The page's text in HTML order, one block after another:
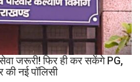
का
दावा;
CWC
ने
जारी
जरूरी! फिर ही कर सकेंगे PG,
की नई पॉलिसी